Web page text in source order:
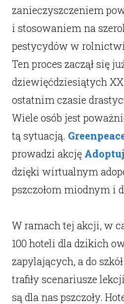
zanieczyszczeniem
i stosowaniem na
pestycydów w
Ten proces zaczął się
dziewięćdziesiątych
ostatnim czasie
Wiele osób jest
tą sytuacją.
prowadzi akcję Adoptuj
dzięki wirtualnym
pszczołom miodnym i
W ramach tej akcji, w
100 hoteli dla dzikich
zapylających, a do
trafiły scenariusze
są dla nas pszczoły.